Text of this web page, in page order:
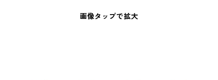
画像タップで拡大